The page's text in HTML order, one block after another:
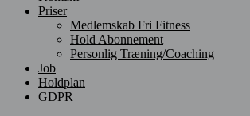
Priser
Medlemskab Fri Fitness
Hold Abonnement
Personlig Træning/Coaching
Job
Holdplan
GDPR